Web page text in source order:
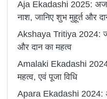
Aja Ekadashi 2025: अजा
नाश, जानिए शुभ मुहूर्त और
Akshaya Tritiya 2024:
और दान का महत्व
Amalaki Ekadashi
महत्व, एवं पूजा विधि
Apara Ekadashi 2024: